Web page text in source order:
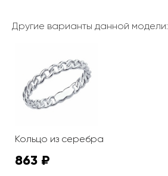
Другие варианты данной модели:
Кольцо из серебра
863 ₽